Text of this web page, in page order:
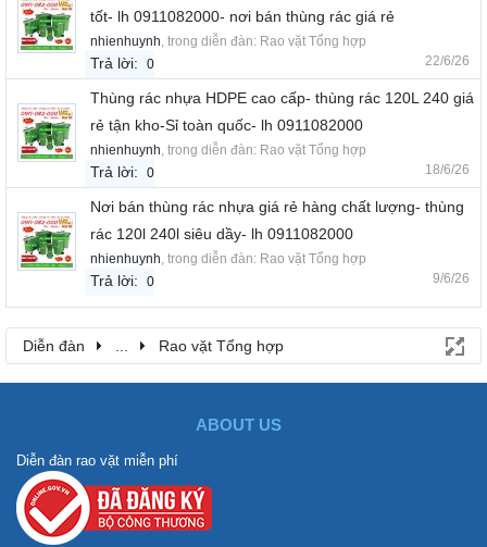
tốt- lh 0911082000- nơi bán thùng rác giá rẻ
nhienhuynh, trong diễn đàn: Rao vặt Tổng hợp
Trả lời: 0 22/6/26
Thùng rác nhựa HDPE cao cấp- thùng rác 120L 240 giá
rẻ tận kho-Sỉ toàn quốc- lh 0911082000
nhienhuynh, trong diễn đàn: Rao vặt Tổng hợp
Trả lời: 0 18/6/26
Nơi bán thùng rác nhựa giá rẻ hàng chất lượng- thùng
rác 120l 240l siêu dầy- lh 0911082000
nhienhuynh, trong diễn đàn: Rao vặt Tổng hợp
Trả lời: 0 9/6/26
Diễn đàn ... Rao vặt Tổng hợp
ABOUT US
Diễn đàn rao vặt miễn phí